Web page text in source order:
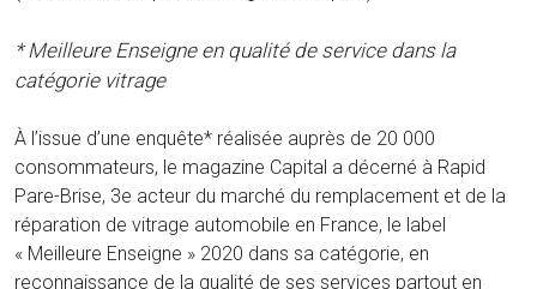
* Meilleure Enseigne en qualité de service dans la
catégorie vitrage
À l’issue d’une enquête* réalisée auprès de 20 000
consommateurs, le magazine Capital a décerné à Rapid
Pare-Brise, 3e acteur du marché du remplacement et de la
réparation de vitrage automobile en France, le label
« Meilleure Enseigne » 2020 dans sa catégorie, en
reconnaissance de la qualité de ses services partout en